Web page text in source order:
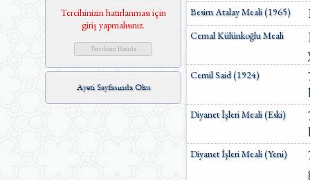
Emrah Demiryent Meali
Erhan Aktaş Meali
Hasan Basri Çantay Meali
Haydar Öztürk-Serkan
Yılmaz Meali
Hayrat Neşriyat Meali
İhsan Aktaş Meali
İlyas Yorulmaz Meali
Tercihinizin hatırlanması için
giriş yapmalısınız.
Ayeti Sayfasında Oku
Besim Atalay Meali (1965)
Cemal Külünkoğlu Meali
Cemil Said (1924)
Diyanet İşleri Meali (Eski)
Diyanet İşleri Meali (Yeni)